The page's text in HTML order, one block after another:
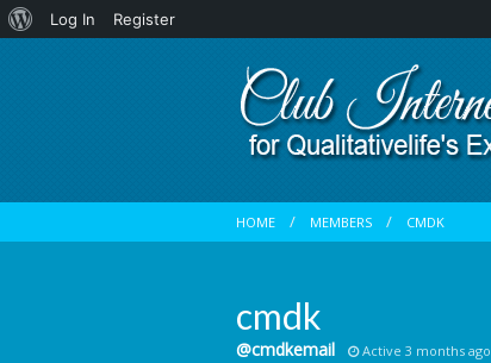
About
Log In
Register
HOME MEMBERS CMDK
cmdk
@cmdkemail Active 3 months ago